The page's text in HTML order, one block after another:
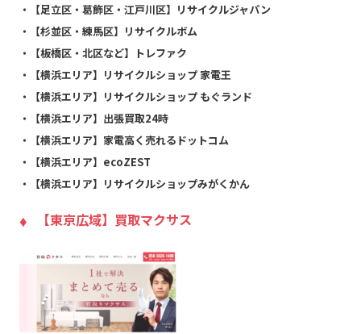
・【足立区・葛飾区・江戸川区】リサイクルジャパン
・【杉並区・練馬区】リサイクルボム
・【板橋区・北区など】トレファク
・【横浜エリア】リサイクルショップ 家電王
・【横浜エリア】リサイクルショップ もぐランド
・【横浜エリア】出張買取24時
・【横浜エリア】家電高く売れるドットコム
・【横浜エリア】ecoZEST
・【横浜エリア】リサイクルショップみがくかん
【東京広域】買取マクサス